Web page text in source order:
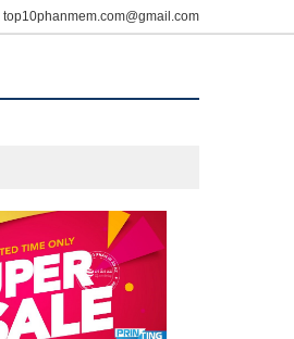
top10phanmem.com@gmail.com